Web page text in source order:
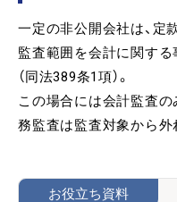
一定の非公開会社は、定
監査範囲を会計に関す
（同法389条1項）。
この場合には会計監査の
務監査は監査対象から外
お役立ち資料